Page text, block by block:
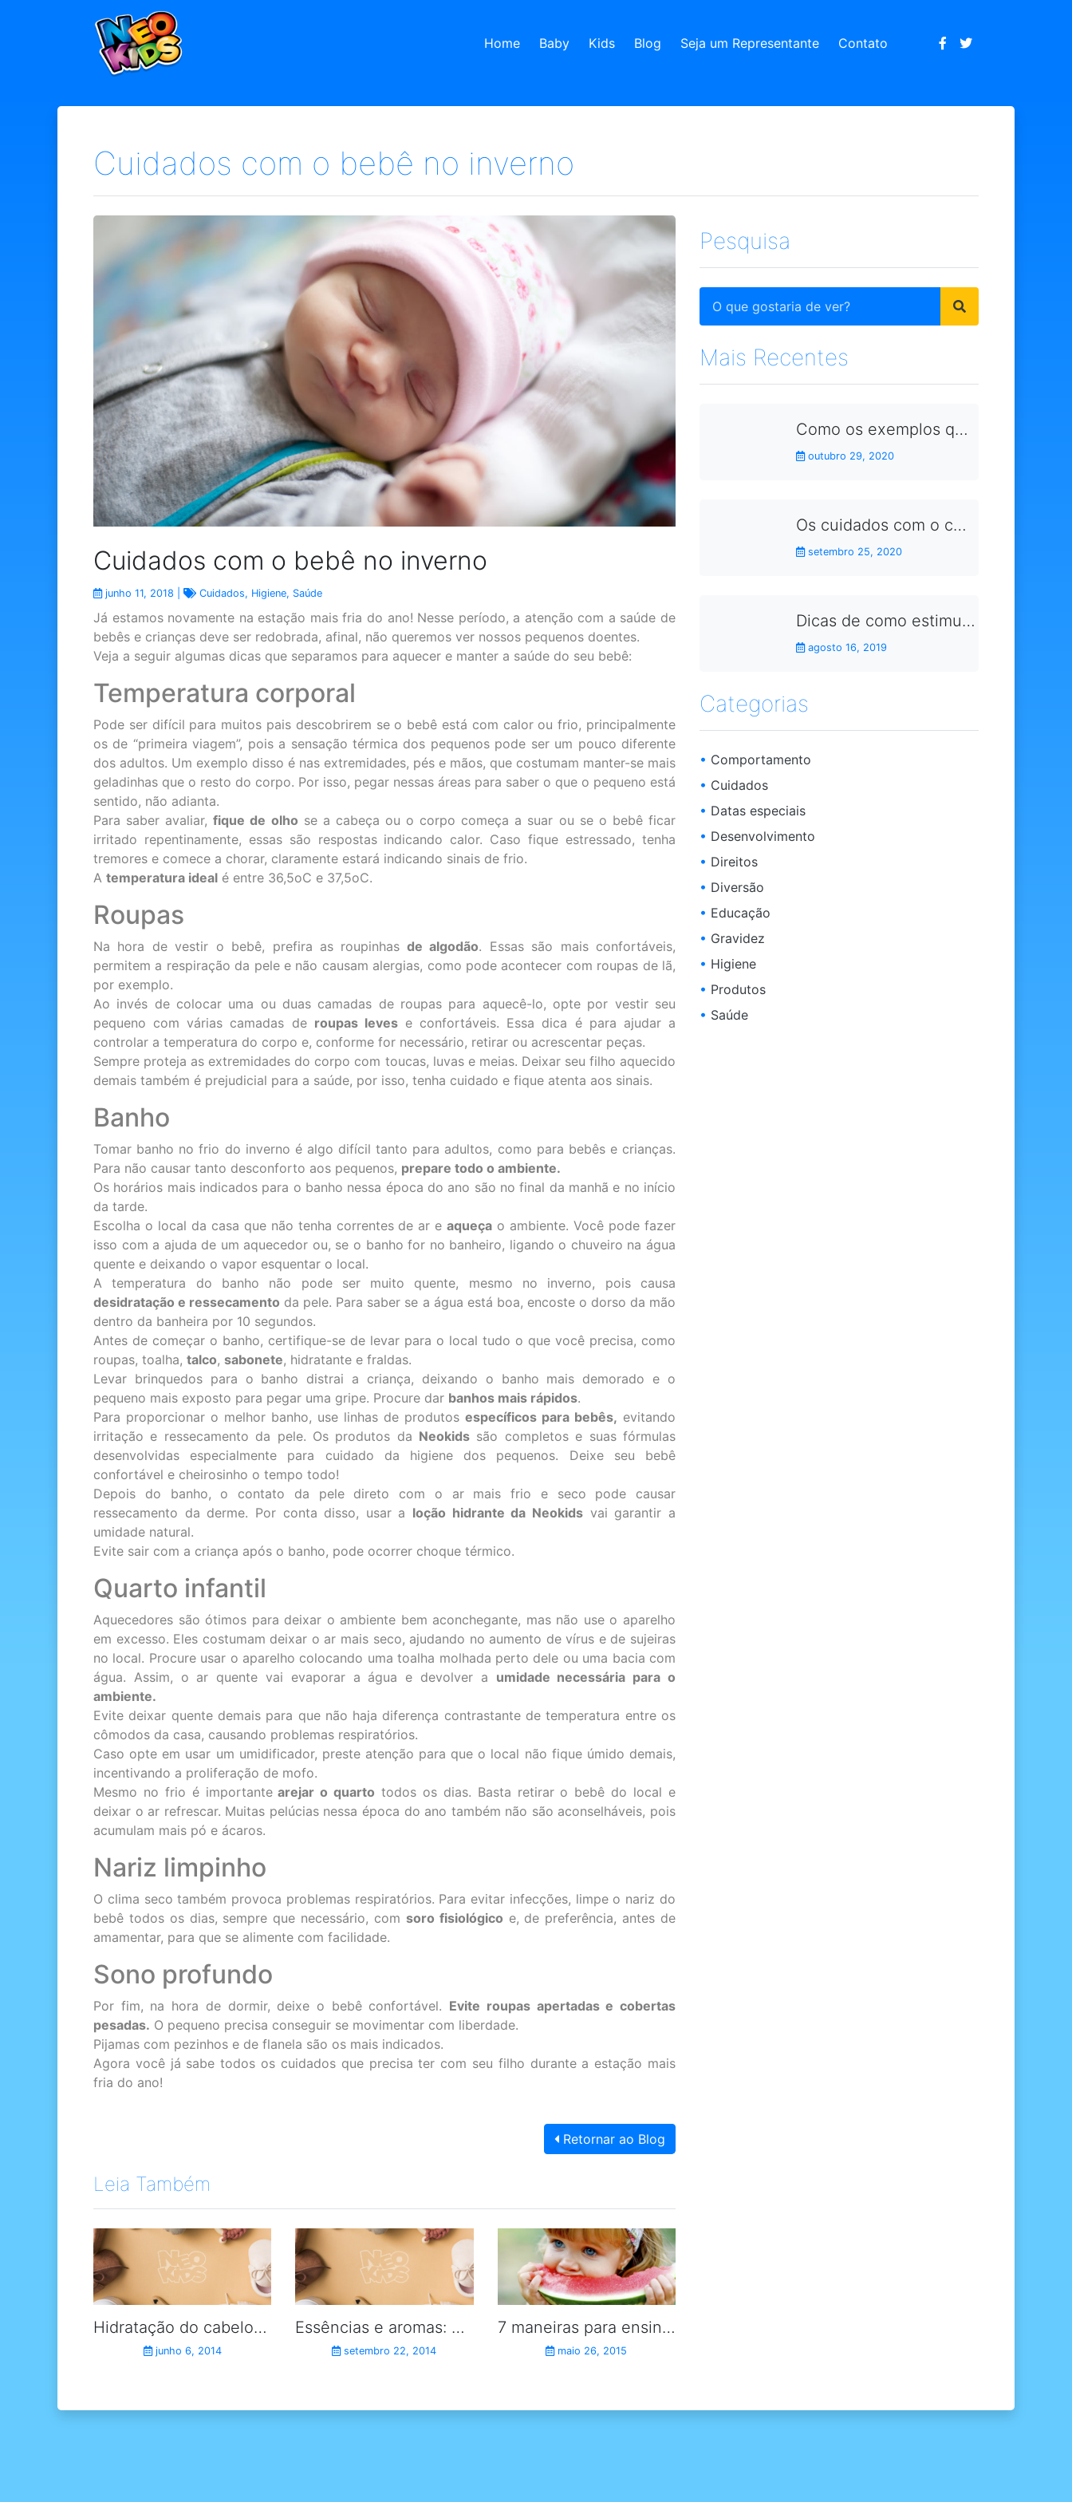
Seja um Representante
Home Baby Kids Blog Seja um Representante Contato
Cuidados com o bebê no inverno
Cuidados com o bebê no inverno
junho 11, 2018 | Cuidados, Higiene, Saúde
Já estamos novamente na estação mais fria do ano! Nesse período, a atenção com a saúde de
bebês e crianças deve ser redobrada, afinal, não queremos ver nossos pequenos doentes.
Veja a seguir algumas dicas que separamos para aquecer e manter a saúde do seu bebê:
Temperatura corporal
Pode ser difícil para muitos pais descobrirem se o bebê está com calor ou frio, principalmente
os de “primeira viagem”, pois a sensação térmica dos pequenos pode ser um pouco diferente
dos adultos. Um exemplo disso é nas extremidades, pés e mãos, que costumam manter-se mais
geladinhas que o resto do corpo. Por isso, pegar nessas áreas para saber o que o pequeno está
sentido, não adianta.
Para saber avaliar,fique de olho se a cabeça ou o corpo começa a suar ou se o bebê ficar
irritado repentinamente, essas são respostas indicando calor. Caso fique estressado, tenha
tremores e comece a chorar, claramente estará indicando sinais de frio.
A temperatura ideal é entre 36,5oC e 37,5oC.
Roupas
Na hora de vestir o bebê, prefira as roupinhas de algodão. Essas são mais confortáveis,
permitem a respiração da pele e não causam alergias, como pode acontecer com roupas de lã,
por exemplo.
Ao invés de colocar uma ou duas camadas de roupas para aquecê-lo, opte por vestir seu
pequeno com várias camadas de roupas levese confortáveis. Essa dica é para ajudar a
controlar a temperatura do corpo e, conforme for necessário, retirar ou acrescentar peças.
Sempre proteja as extremidades do corpo com toucas, luvas e meias. Deixar seu filho aquecido
demais também é prejudicial para a saúde, por isso, tenha cuidado e fique atenta aos sinais.
Banho
Tomar banho no frio do inverno é algo difícil tanto para adultos, como para bebês e crianças.
Para não causar tanto desconforto aos pequenos, prepare todo o ambiente.
Os horários mais indicados para o banho nessa época do ano são no final da manhã e no início
da tarde.
Escolha o local da casa que não tenha correntes de ar eaqueça o ambiente. Você pode fazer
isso com a ajuda de um aquecedor ou, se o banho for no banheiro, ligando o chuveiro na água
quente e deixando o vapor esquentar o local.
A temperatura do banho não pode ser muito quente, mesmo no inverno, pois causa
desidratação e ressecamento da pele. Para saber se a água está boa, encoste o dorso da mão
dentro da banheira por 10 segundos.
Antes de começar o banho, certifique-se de levar para o local tudo o que você precisa, como
roupas, toalha, talco, sabonete, hidratante e fraldas.
Levar brinquedos para o banho distrai a criança, deixando o banho mais demorado e o
pequeno mais exposto para pegar uma gripe. Procure dar banhos mais rápidos.
Para proporcionar o melhor banho, use linhas de produtos específicos para bebês, evitando
irritação e ressecamento da pele. Os produtos da Neokids são completos e suas fórmulas
desenvolvidas especialmente para cuidado da higiene dos pequenos. Deixe seu bebê
confortável e cheirosinho o tempo todo!
Depois do banho, o contato da pele direto com o ar mais frio e seco pode causar
ressecamento da derme. Por conta disso, usar a loção hidrante da Neokids vai garantir a
umidade natural.
Evite sair com a criança após o banho, pode ocorrer choque térmico.
Quarto infantil
Aquecedores são ótimos para deixar o ambiente bem aconchegante, mas não use o aparelho
em excesso. Eles costumam deixar o ar mais seco, ajudando no aumento de vírus e de sujeiras
no local. Procure usar o aparelho colocando uma toalha molhada perto dele ou uma bacia com
água. Assim, o ar quente vai evaporar a água e devolver a umidade necessária para o
ambiente.
Evite deixar quente demais para que não haja diferença contrastante de temperatura entre os
cômodos da casa, causando problemas respiratórios.
Caso opte em usar um umidificador, preste atenção para que o local não fique úmido demais,
incentivando a proliferação de mofo.
Mesmo no frio é importantearejar o quarto todos os dias. Basta retirar o bebê do local e
deixar o ar refrescar. Muitas pelúcias nessa época do ano também não são aconselháveis, pois
acumulam mais pó e ácaros.
Nariz limpinho
O clima seco também provoca problemas respiratórios. Para evitar infecções, limpe o nariz do
bebê todos os dias, sempre que necessário, com soro fisiológico e, de preferência, antes de
amamentar, para que se alimente com facilidade.
Sono profundo
Por fim, na hora de dormir, deixe o bebê confortável. Evite roupas apertadas e cobertas
pesadas. O pequeno precisa conseguir se movimentar com liberdade.
Pijamas com pezinhos e de flanela são os mais indicados.
Agora você já sabe todos os cuidados que precisa ter com seu filho durante a estação mais
fria do ano!
Retornar ao Blog
Leia Também
Hidratação do cabelo das crianças: dicas e recomendações.
junho 6, 2014
Essências e aromas: deixe o corpo, cabelo e roupinhas do bebê deliciosos.
setembro 22, 2014
7 maneiras para ensinar o seu filho a se alimentar bem.
maio 26, 2015
Pesquisa
Mais Recentes
Como os exemplos que damos no dia a dia aproximam as crianças dos conceitos da sustentabilidade
outubro 29, 2020
Os cuidados com o corpo durante a gravidez
setembro 25, 2020
Dicas de como estimular as crianças a fazerem as lições de casa
agosto 16, 2019
Categorias
• Comportamento
• Cuidados
• Datas especiais
• Desenvolvimento
• Direitos
• Diversão
• Educação
• Gravidez
• Higiene
• Produtos
• Saúde